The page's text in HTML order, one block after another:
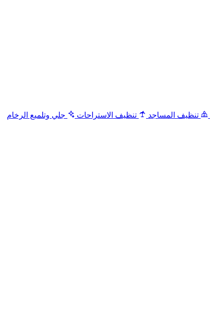
تنظيف المساجد تنظيف الاستراحات
جلي وتلميع الرخام